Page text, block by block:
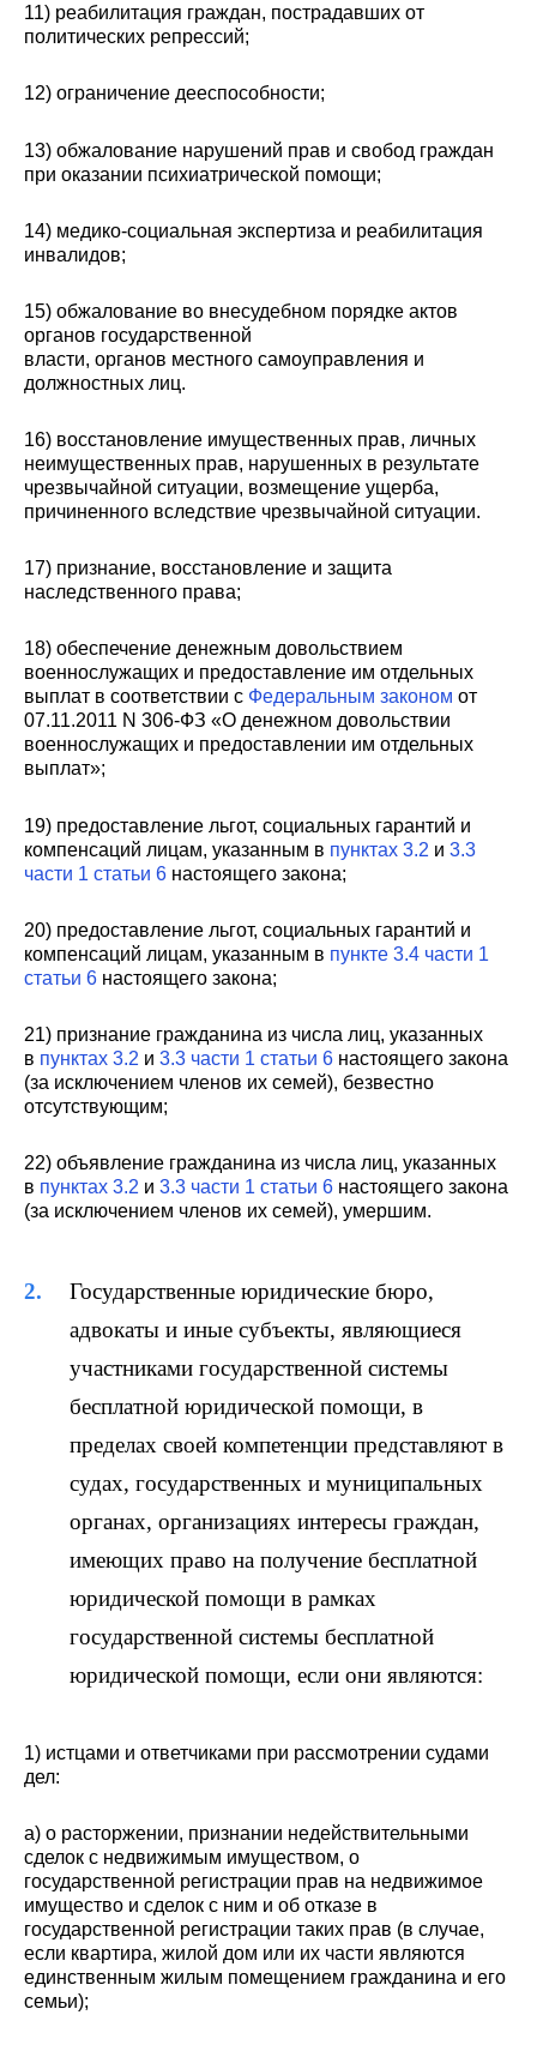
11) реабилитация граждан, пострадавших от
политических репрессий;
12) ограничение дееспособности;
13) обжалование нарушений прав и свобод граждан
при оказании психиатрической помощи;
14) медико-социальная экспертиза и реабилитация
инвалидов;
15) обжалование во внесудебном порядке актов
органов государственной
власти, органов местного самоуправления и
должностных лиц.
16) восстановление имущественных прав, личных
неимущественных прав, нарушенных в результате
чрезвычайной ситуации, возмещение ущерба,
причиненного вследствие чрезвычайной ситуации.
17) признание, восстановление и защита
наследственного права;
18) обеспечение денежным довольствием
военнослужащих и предоставление им отдельных
выплат в соответствии с Федеральным законом от
07.11.2011 N 306-ФЗ «О денежном довольствии
военнослужащих и предоставлении им отдельных
выплат»;
19) предоставление льгот, социальных гарантий и
компенсаций лицам, указанным в пунктах 3.2 и 3.3
части 1 статьи 6 настоящего закона;
20) предоставление льгот, социальных гарантий и
компенсаций лицам, указанным в пункте 3.4 части 1
статьи 6 настоящего закона;
21) признание гражданина из числа лиц, указанных
в пунктах 3.2 и 3.3 части 1 статьи 6 настоящего закона
(за исключением членов их семей), безвестно
отсутствующим;
22) объявление гражданина из числа лиц, указанных
в пунктах 3.2 и 3.3 части 1 статьи 6 настоящего закона
(за исключением членов их семей), умершим.
Государственные юридические бюро,
адвокаты и иные субъекты, являющиеся
участниками государственной системы
бесплатной юридической помощи, в
пределах своей компетенции представляют в
судах, государственных и муниципальных
органах, организациях интересы граждан,
имеющих право на получение бесплатной
юридической помощи в рамках
государственной системы бесплатной
юридической помощи, если они являются:
1) истцами и ответчиками при рассмотрении судами
дел:
а) о расторжении, признании недействительными
сделок с недвижимым имуществом, о
государственной регистрации прав на недвижимое
имущество и сделок с ним и об отказе в
государственной регистрации таких прав (в случае,
если квартира, жилой дом или их части являются
единственным жилым помещением гражданина и его
семьи);